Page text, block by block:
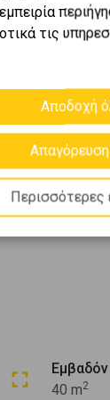
Εμβαδόν
40 m2
τις
Αποδοχή
Περισσότερες